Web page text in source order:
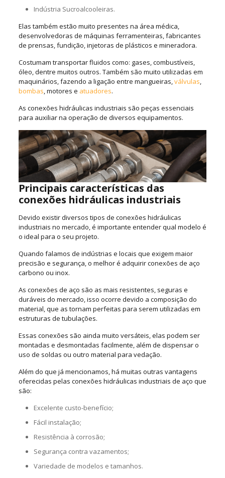
Indústria Sucroalcooleiras.
Elas também estão muito presentes na área médica,
desenvolvedoras de máquinas ferramenteiras, fabricantes
de prensas, fundição, injetoras de plásticos e mineradora.
Costumam transportar fluidos como: gases, combustíveis,
óleo, dentre muitos outros. Também são muito utilizadas em
maquinários, fazendo a ligação entre mangueiras,válvulas,
bombas, motores e atuadores.
As conexões hidráulicas industriais são peças essenciais
para auxiliar na operação de diversos equipamentos.
Principais características das
conexões hidráulicas industriais
Devido existir diversos tipos de conexões hidráulicas
industriais no mercado, é importante entender qual modelo é
o ideal para o seu projeto.
Quando falamos de indústrias e locais que exigem maior
precisão e segurança, o melhor é adquirir conexões de aço
carbono ou inox.
As conexões de aço são as mais resistentes, seguras e
duráveis do mercado, isso ocorre devido a composição do
material, que as tornam perfeitas para serem utilizadas em
estruturas de tubulações.
Essas conexões são ainda muito versáteis, elas podem ser
montadas e desmontadas facilmente, além de dispensar o
uso de soldas ou outro material para vedação.
Além do que já mencionamos, há muitas outras vantagens
oferecidas pelas conexões hidráulicas industriais de aço que
são:
Excelente custo-benefício;
Fácil instalação;
Resistência à corrosão;
Segurança contra vazamentos;
Variedade de modelos e tamanhos.